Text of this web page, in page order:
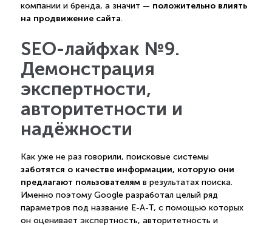
компании и бренда, а значит — положительно влиять
на продвижение сайта.
SEO-лайфхак №9.
Демонстрация
экспертности,
авторитетности и
надёжности
Как уже не раз говорили, поисковые системы
заботятся о качестве информации, которую они
предлагают пользователямв результатах поиска.
Именно поэтому Google разработал целый ряд
параметров под название E-A-T, с помощью которых
он оценивает экспертность, авторитетность и